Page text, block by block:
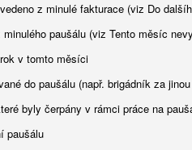
z minulé fakturace (viz Do
paušálu (viz Tento měsíc
v tomto měsíci
do paušálu (např. brigádník za
byly čerpány v rámci práce na
paušálu